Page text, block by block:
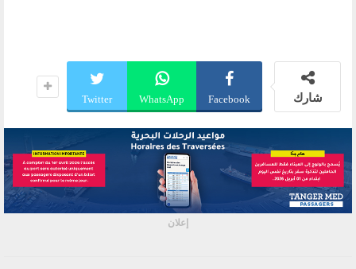
شارك Facebook
WhatsApp
Twitter
إعلان